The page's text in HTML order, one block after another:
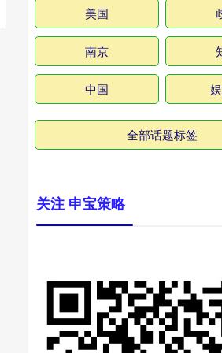
美国
南京
中国
全部话题标签
关注 申宝策略